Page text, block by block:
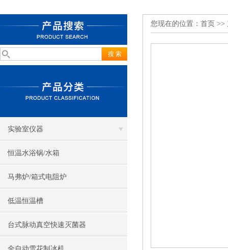
实验室仪器
恒温水浴锅/水箱
马弗炉/箱式电阻炉
低温恒温槽
台式脉动真空快速灭菌器
您现在的位置： 首页 >>